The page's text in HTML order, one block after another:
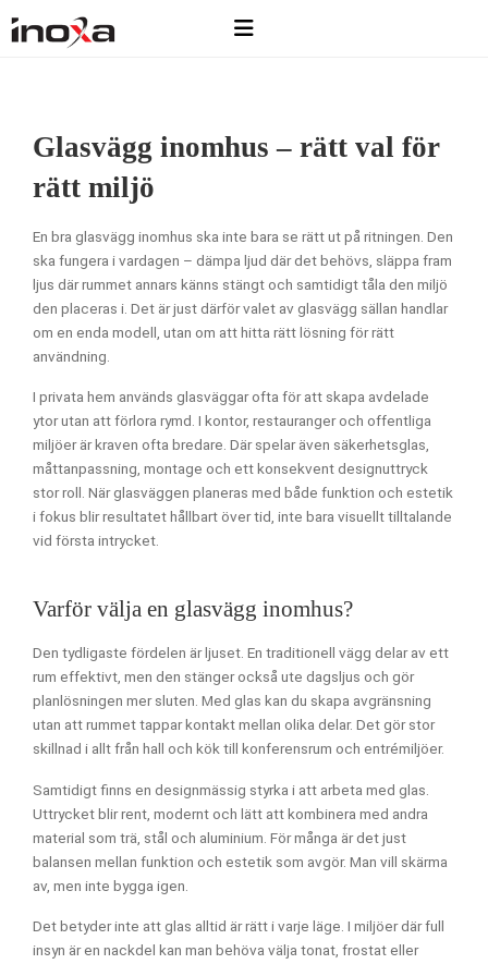
Glasvägg inomhus – rätt val för
rätt miljö
En bra glasvägg inomhus ska inte bara se rätt ut på ritningen. Den
ska fungera i vardagen – dämpa ljud där det behövs, släppa fram
ljus där rummet annars känns stängt och samtidigt tåla den miljö
den placeras i. Det är just därför valet av glasvägg sällan handlar
om en enda modell, utan om att hitta rätt lösning för rätt
användning.
I privata hem används glasväggar ofta för att skapa avdelade
ytor utan att förlora rymd. I kontor, restauranger och offentliga
miljöer är kraven ofta bredare. Där spelar även säkerhetsglas,
måttanpassning, montage och ett konsekvent designuttryck
stor roll. När glasväggen planeras med både funktion och estetik
i fokus blir resultatet hållbart över tid, inte bara visuellt tilltalande
vid första intrycket.
Varför välja en glasvägg inomhus?
Den tydligaste fördelen är ljuset. En traditionell vägg delar av ett
rum effektivt, men den stänger också ute dagsljus och gör
planlösningen mer sluten. Med glas kan du skapa avgränsning
utan att rummet tappar kontakt mellan olika delar. Det gör stor
skillnad i allt från hall och kök till konferensrum och entrémiljöer.
Samtidigt finns en designmässig styrka i att arbeta med glas.
Uttrycket blir rent, modernt och lätt att kombinera med andra
material som trä, stål och aluminium. För många är det just
balansen mellan funktion och estetik som avgör. Man vill skärma
av, men inte bygga igen.
Det betyder inte att glas alltid är rätt i varje läge. I miljöer där full
insyn är en nackdel kan man behöva välja tonat, frostat eller